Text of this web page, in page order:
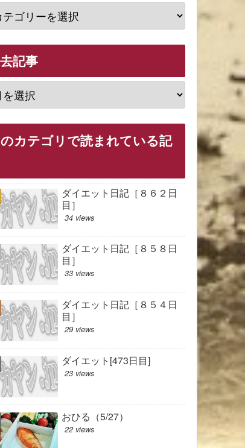
記事
カテゴリで読まれている記
ダイエット日記［８６２日
目］
34 views
ダイエット日記［８５８日
目］
33 views
ダイエット日記［８５４日
目］
29 views
ダイエット[473日目]
23 views
おひる（5/27）
22 views